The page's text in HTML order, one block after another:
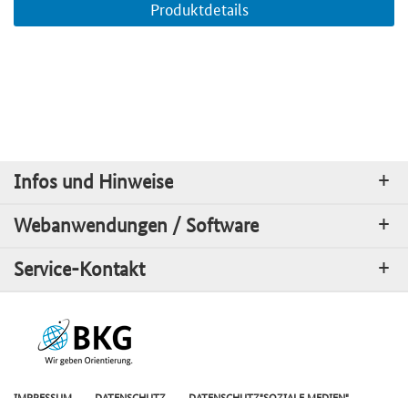
Produktdetails
Infos und Hinweise
Webanwendungen / Software
Service-Kontakt